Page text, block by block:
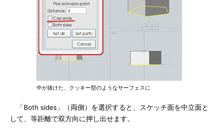
中が抜けた、クッキー型のようなサーフェスに
「Both sides」（両側）を選択すると、スケッチ面を中立面と
して、等距離で双方向に押し出せます。